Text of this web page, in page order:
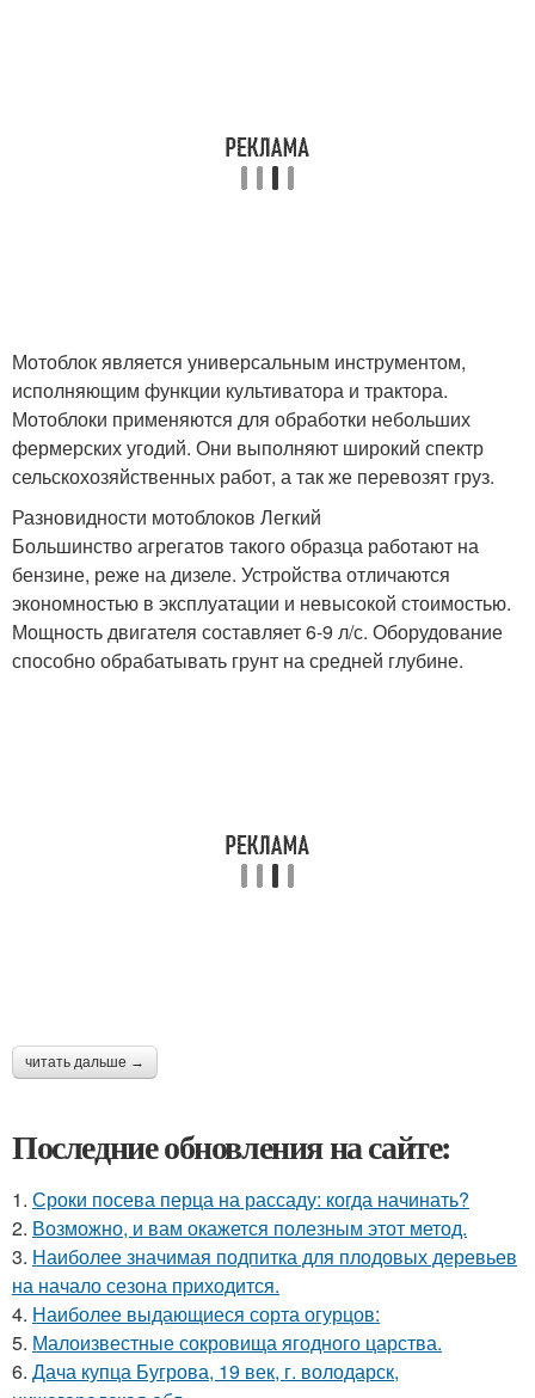
Мотоблок является универсальным инструментом,
исполняющим функции культиватора и трактора.
Мотоблоки применяются для обработки небольших
фермерских угодий. Они выполняют широкий спектр
сельскохозяйственных работ, а так же перевозят груз.
Разновидности мотоблоков Легкий
Большинство агрегатов такого образца работают на
бензине, реже на дизеле. Устройства отличаются
экономностью в эксплуатации и невысокой стоимостью.
Мощность двигателя составляет 6-9 л/с. Оборудование
способно обрабатывать грунт на средней глубине.
читать дальше →
Последние обновления на сайте:
1. Сроки посева перца на рассаду: когда начинать?
2. Возможно, и вам окажется полезным этот метод.
3. Наиболее значимая подпитка для плодовых деревьев
на начало сезона приходится.
4. Наиболее выдающиеся сорта огурцов:
5. Малоизвестные сокровища ягодного царства.
6. Дача купца Бугрова, 19 век, г. володарск,